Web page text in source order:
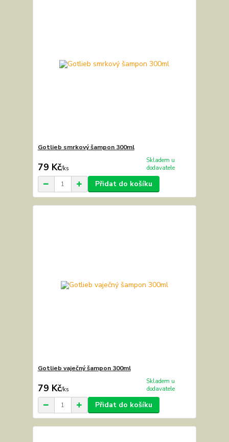
Gotlieb smrkový šampon 300ml
79 Kč/ks
Skladem u
dodavatele
Přidat do košíku
Gotlieb vaječný šampon 300ml
79 Kč/ks
Skladem u
dodavatele
Přidat do košíku